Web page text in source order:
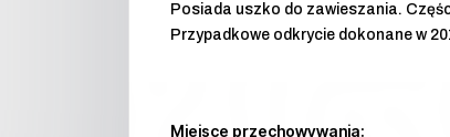
Posiada uszko do zawieszania.
Przypadkowe odkrycie dokonane w
Miejsce przechowywania: